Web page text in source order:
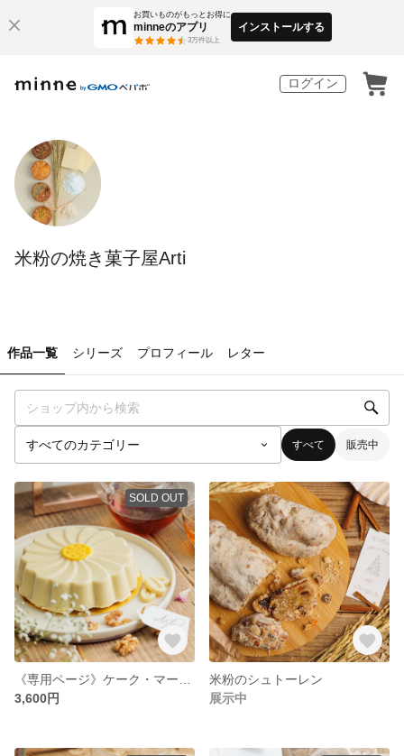
お買いものがもっとお得に
minneのアプリ
3万件以上
インストールする
ログイン
米粉の焼き菓子屋Arti
作品一覧 シリーズ プロフィール レター
すべて 販売中
SOLD OUT
3,600円
米粉のシュトーレン
展示中